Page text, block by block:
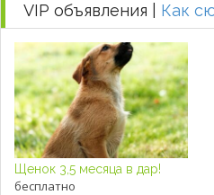
VIP объявления | Как
Щенок 3,5 месяца в дар!
бесплатно